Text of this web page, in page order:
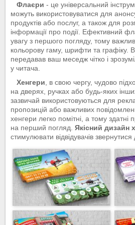
Флаєри - це універсальний
можуть використовуватися для
продуктів або послуг, а також для
інформації про події. Ефективний
увагу з першого погляду, тому
кольорову гаму, шрифти та
передавав ваш меседж чітко і
у читача.
Хенгери, в свою чергу, чудово
на дверях, ручках або будь-яких
зазвичай використовуються для
пропозицій або важливих
хенгери легко помітні, а тому здатні
на перший погляд. Якісний дизайн
стимулювати відвідувачів